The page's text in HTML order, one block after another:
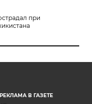
при
РЕКЛАМА В ГАЗЕТЕ